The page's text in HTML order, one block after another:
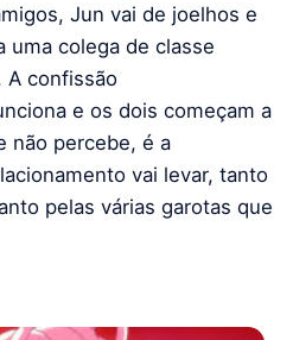
Jun vai de joelhos e
uma colega de classe
A confissão
e os dois começam a
não percebe, é a
vai levar, tanto
pelas várias garotas que